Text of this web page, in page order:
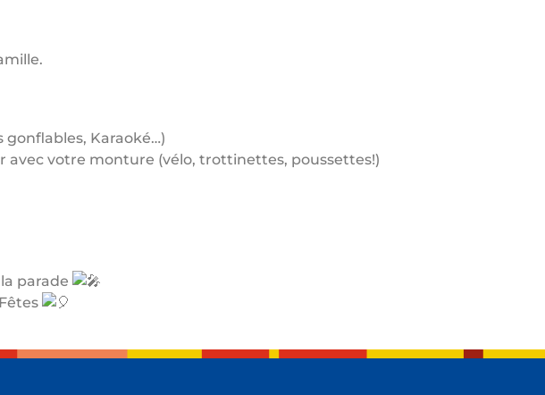
gonflables, Karaoké…)
avec votre monture (vélo, trottinettes, poussettes!)
la parade